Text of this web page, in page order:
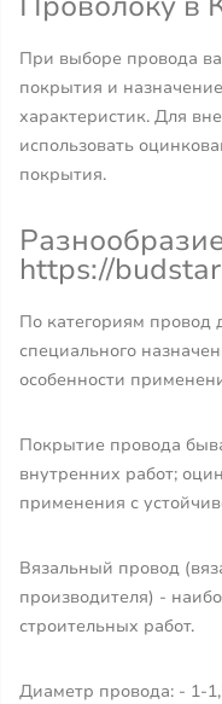
При выборе провода
покрытия и
характеристик. Для
использовать
покрытия.
https://
По категориям провод
специального
особенности
Покрытие провода
внутренних работ;
применения с
Вязальный провод
производителя) -
строительных работ.
Диаметр провода: - 1-